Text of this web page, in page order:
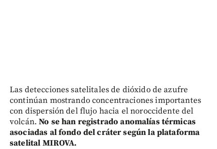
Las detecciones satelitales de dióxido de azufre
continúan mostrando concentraciones importantes
con dispersión del flujo hacia el noroccidente del
volcán.No se han registrado anomalías térmicas
asociadas al fondo del cráter según la plataforma
satelital MIROVA.